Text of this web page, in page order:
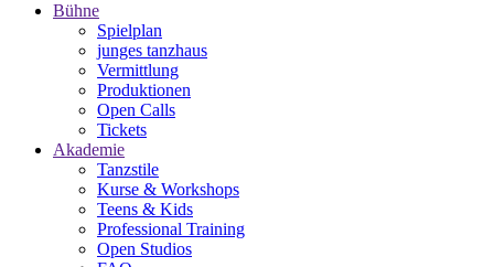
Bühne
Spielplan
junges tanzhaus
Vermittlung
Produktionen
Open Calls
Tickets
Akademie
Tanzstile
Kurse & Workshops
Teens & Kids
Professional Training
Open Studios